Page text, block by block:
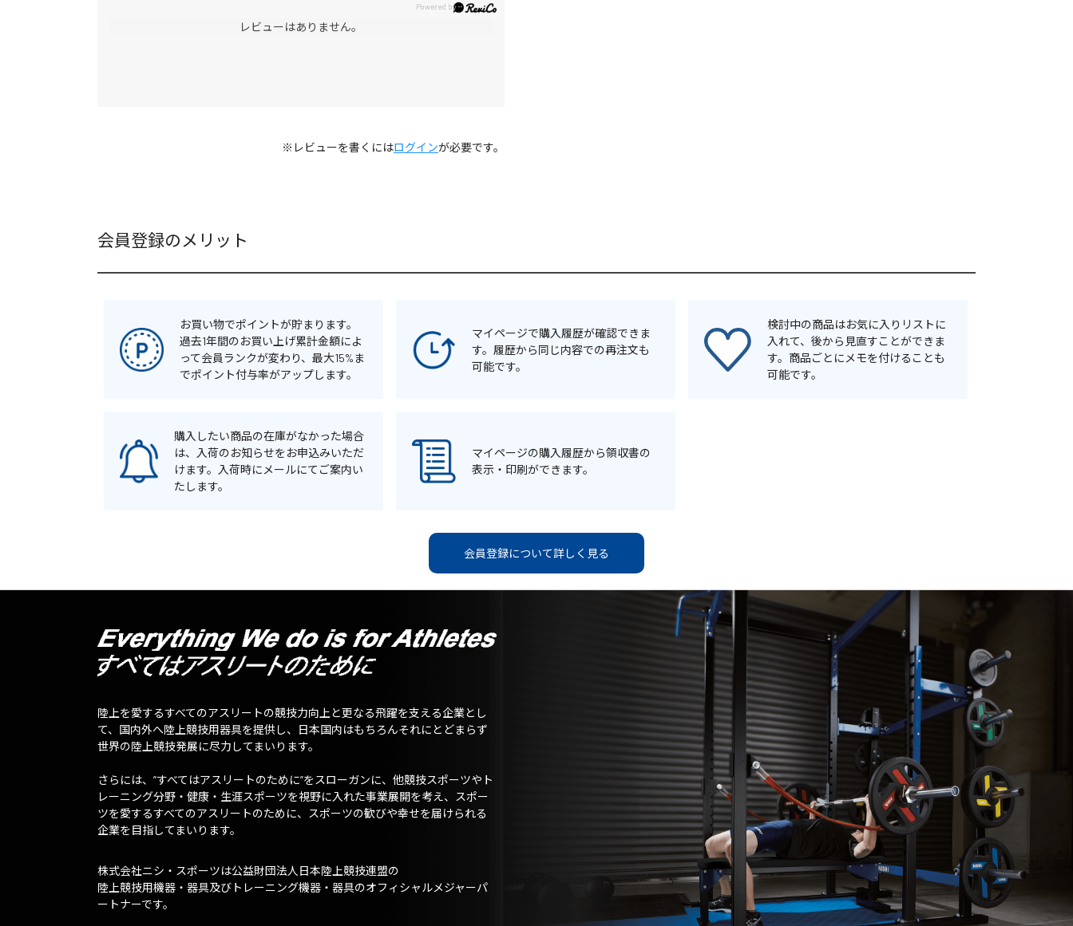
レビューはありません。
※レビューを書くにはログインが必要です。
会員登録のメリット
お買い物でポイントが貯まります。
過去1年間のお買い上げ累計金額によ
って会員ランクが変わり、最大15%ま
でポイント付与率がアップします。
マイページで購入履歴が確認できま
す。履歴から同じ内容での再注文も
可能です。
検討中の商品はお気に入りリストに
入れて、後から見直すことができま
す。商品ごとにメモを付けることも
可能です。
購入したい商品の在庫がなかった場合
は、入荷のお知らせをお申込みいただ
けます。入荷時にメールにてご案内い
たします。
マイページの購入履歴から領収書の
表示・印刷ができます。
会員登録について詳しく見る
陸上を愛するすべてのアスリートの競技力向上と更なる飛躍を支える企業とし
て、国内外へ陸上競技用器具を提供し、日本国内はもちろんそれにとどまらず
世界の陸上競技発展に尽力してまいります。
さらには、”すべてはアスリートのために”をスローガンに、他競技スポーツやト
レーニング分野・健康・生涯スポーツを視野に入れた事業展開を考え、スポー
ツを愛するすべてのアスリートのために、スポーツの歓びや幸せを届けられる
企業を目指してまいります。
株式会社ニシ・スポーツは公益財団法人日本陸上競技連盟の
陸上競技用機器・器具及びトレーニング機器・器具のオフィシャルメジャーパ
ートナーです。